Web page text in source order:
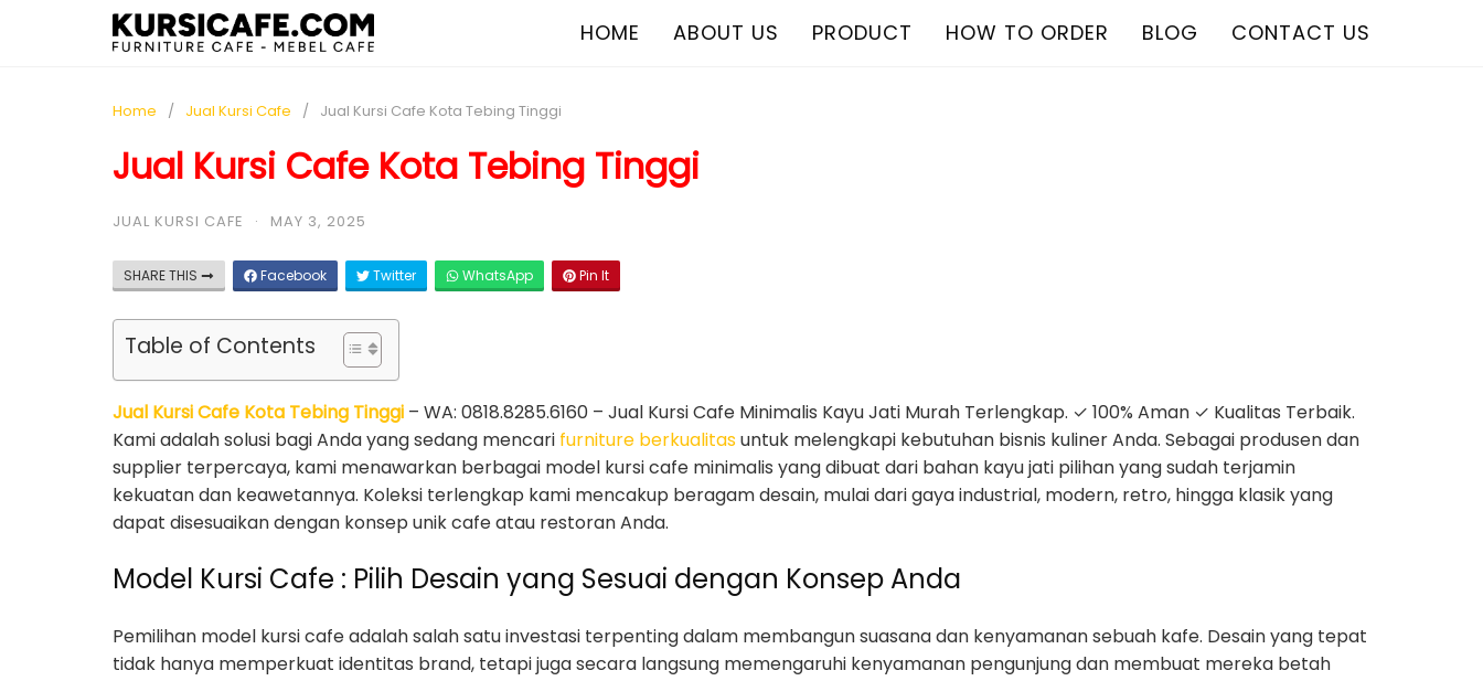
HOME ABOUT US PRODUCT HOW TO ORDER BLOG CONTACT US
Home Jual Kursi Cafe Jual Kursi Cafe Kota Tebing Tinggi
Jual Kursi Cafe Kota Tebing Tinggi
JUAL KURSI CAFE · MAY 3, 2025
SHARE THIS Facebook Twitter WhatsApp Pin It
Table of Contents
Jual Kursi Cafe Kota Tebing Tinggi – WA: 0818.8285.6160 – Jual Kursi Cafe Minimalis Kayu Jati Murah Terlengkap. ✓ 100% Aman ✓ Kualitas Terbaik.
Kami adalah solusi bagi Anda yang sedang mencari furniture berkualitasuntuk melengkapi kebutuhan bisnis kuliner Anda. Sebagai produsen dan
supplier terpercaya, kami menawarkan berbagai model kursi cafe minimalis yang dibuat dari bahan kayu jati pilihan yang sudah terjamin
kekuatan dan keawetannya. Koleksi terlengkap kami mencakup beragam desain, mulai dari gaya industrial, modern, retro, hingga klasik yang
dapat disesuaikan dengan konsep unik cafe atau restoran Anda.
Model Kursi Cafe : Pilih Desain yang Sesuai dengan Konsep Anda
Pemilihan model kursi cafe adalah salah satu investasi terpenting dalam membangun suasana dan kenyamanan sebuah kafe. Desain yang tepat
tidak hanya memperkuat identitas brand, tetapi juga secara langsung memengaruhi kenyamanan pengunjung dan membuat mereka betah